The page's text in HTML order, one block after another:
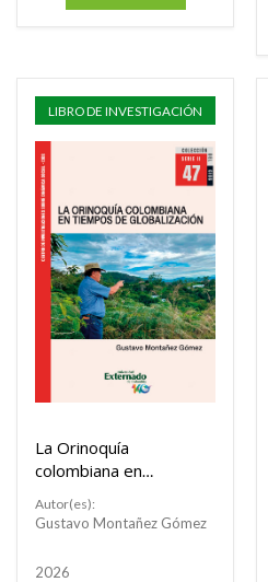
LIBRO DE INVESTIGACIÓN
La Orinoquía
colombiana en
globalización
Autor(es):
Gustavo Montañez Gómez
2026